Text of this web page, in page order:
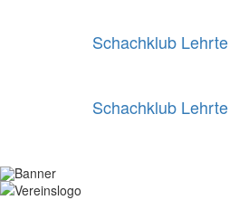
Schachklub Lehrte
Schachklub Lehrte